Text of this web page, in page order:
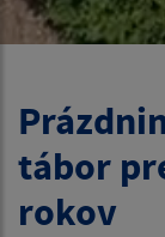
tábor
rokov